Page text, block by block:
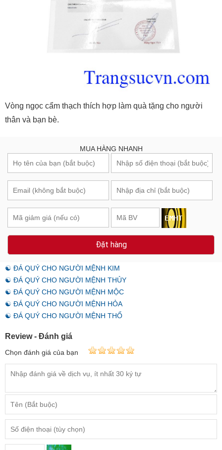
Vòng ngọc cẩm thạch thích hợp làm quà tặng cho người
thân và bạn bè.
MUA HÀNG NHANH
Đặt hàng
☯ ĐÁ QUÝ CHO NGƯỜI MỆNH KIM
☯ ĐÁ QUÝ CHO NGƯỜI MỆNH THỦY
☯ ĐÁ QUÝ CHO NGƯỜI MỆNH MỘC
☯ ĐÁ QUÝ CHO NGƯỜI MỆNH HỎA
☯ ĐÁ QUÝ CHO NGƯỜI MỆNH THỔ
Review - Đánh giá
Chọn đánh giá của bạn